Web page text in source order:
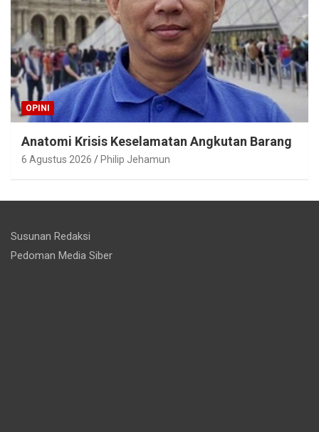
OPINI
Anatomi Krisis Keselamatan Angkutan Barang
6 Agustus 2026 Philip Jehamun
Susunan Redaksi
Pedoman Media Siber